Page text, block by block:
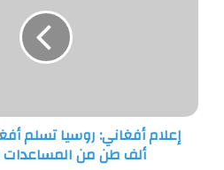
طن
المساعداتألف طن من المساعدات